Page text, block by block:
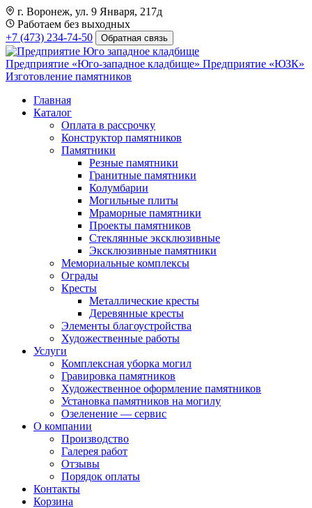
г. Воронеж, ул. 9 Января, 217д
Работаем без выходных
+7 (473) 234-74-50
Обратная связь
Предприятие «Юго-западное кладбище» Предприятие «ЮЗК»
Изготовление памятников
Главная
Каталог
Оплата в рассрочку
Конструктор памятников
Памятники
Резные памятники
Гранитные памятники
Колумбарии
Могильные плиты
Мраморные памятники
Проекты памятников
Стеклянные эксклюзивные
Эксклюзивные памятники
Мемориальные комплексы
Ограды
Кресты
Металлические кресты
Деревянные кресты
Элементы благоустройства
Художественные работы
Услуги
Комплексная уборка могил
Гравировка памятников
Художественное оформление памятников
Установка памятников на могилу
Озеленение — сервис
О компании
Производство
Галерея работ
Отзывы
Порядок оплаты
Контакты
Корзина